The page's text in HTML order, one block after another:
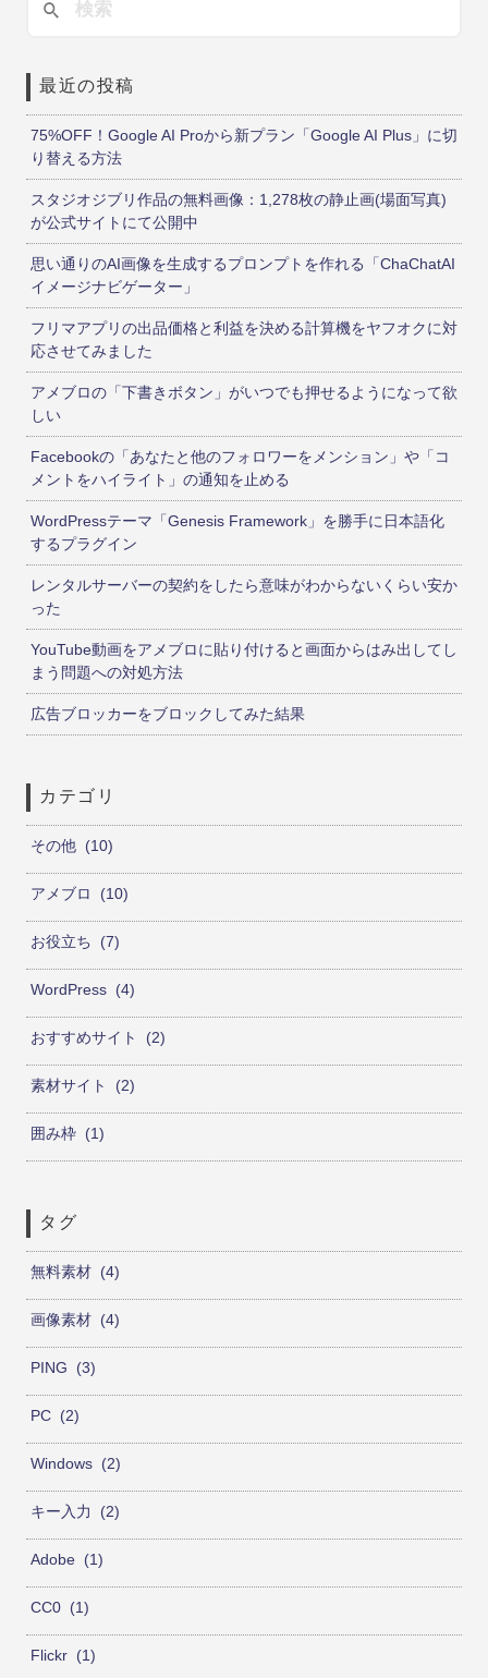
最近の投稿
75%OFF！Google AI Proから新プラン「Google AI Plus」に切
り替える方法
スタジオジブリ作品の無料画像：1,278枚の静止画(場面写真)
が公式サイトにて公開中
思い通りのAI画像を生成するプロンプトを作れる「ChaChatAI
イメージナビゲーター」
フリマアプリの出品価格と利益を決める計算機をヤフオクに対
応させてみました
アメブロの「下書きボタン」がいつでも押せるようになって欲
しい
Facebookの「あなたと他のフォロワーをメンション」や「コ
メントをハイライト」の通知を止める
WordPressテーマ「Genesis Framework」を勝手に日本語化
するプラグイン
レンタルサーバーの契約をしたら意味がわからないくらい安か
った
YouTube動画をアメブロに貼り付けると画面からはみ出してし
まう問題への対処方法
広告ブロッカーをブロックしてみた結果
カテゴリ
その他 10
アメブロ 10
お役立ち 7
WordPress 4
おすすめサイト 2
素材サイト 2
囲み枠 1
タグ
無料素材 4
画像素材 4
PING 3
PC 2
Windows 2
キー入力 2
Adobe 1
CC0 1
Flickr 1